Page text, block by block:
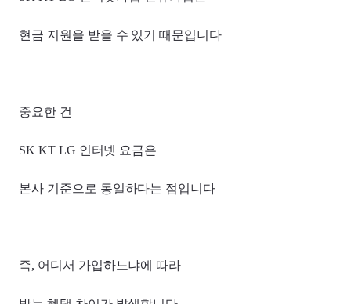
현금 지원을 받을 수 있기 때문입니다
중요한 건
SK KT LG 인터넷 요금은
본사 기준으로 동일하다는 점입니다
즉, 어디서 가입하느냐에 따라